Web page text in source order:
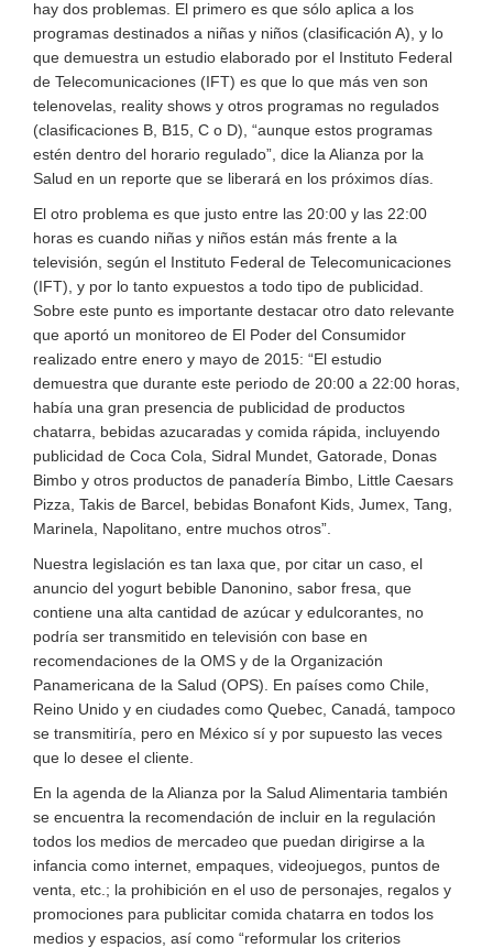
hay dos problemas. El primero es que sólo aplica a los
programas destinados a niñas y niños (clasificación A), y lo
que demuestra un estudio elaborado por el Instituto Federal
de Telecomunicaciones (IFT) es que lo que más ven son
telenovelas, reality shows y otros programas no regulados
(clasificaciones B, B15, C o D), “aunque estos programas
estén dentro del horario regulado”, dice la Alianza por la
Salud en un reporte que se liberará en los próximos días.
El otro problema es que justo entre las 20:00 y las 22:00
horas es cuando niñas y niños están más frente a la
televisión, según el Instituto Federal de Telecomunicaciones
(IFT), y por lo tanto expuestos a todo tipo de publicidad.
Sobre este punto es importante destacar otro dato relevante
que aportó un monitoreo de El Poder del Consumidor
realizado entre enero y mayo de 2015: “El estudio
demuestra que durante este periodo de 20:00 a 22:00 horas,
había una gran presencia de publicidad de productos
chatarra, bebidas azucaradas y comida rápida, incluyendo
publicidad de Coca Cola, Sidral Mundet, Gatorade, Donas
Bimbo y otros productos de panadería Bimbo, Little Caesars
Pizza, Takis de Barcel, bebidas Bonafont Kids, Jumex, Tang,
Marinela, Napolitano, entre muchos otros”.
Nuestra legislación es tan laxa que, por citar un caso, el
anuncio del yogurt bebible Danonino, sabor fresa, que
contiene una alta cantidad de azúcar y edulcorantes, no
podría ser transmitido en televisión con base en
recomendaciones de la OMS y de la Organización
Panamericana de la Salud (OPS). En países como Chile,
Reino Unido y en ciudades como Quebec, Canadá, tampoco
se transmitiría, pero en México sí y por supuesto las veces
que lo desee el cliente.
En la agenda de la Alianza por la Salud Alimentaria también
se encuentra la recomendación de incluir en la regulación
todos los medios de mercadeo que puedan dirigirse a la
infancia como internet, empaques, videojuegos, puntos de
venta, etc.; la prohibición en el uso de personajes, regalos y
promociones para publicitar comida chatarra en todos los
medios y espacios, así como “reformular los criterios